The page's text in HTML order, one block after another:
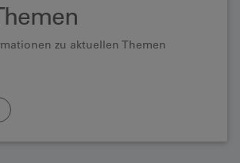
zu aktuellen Themen